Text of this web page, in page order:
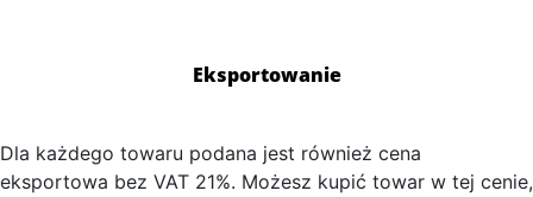
Eksportowanie
Dla każdego towaru podana jest również cena
eksportowa bez VAT 21%. Możesz kupić towar w tej cenie,